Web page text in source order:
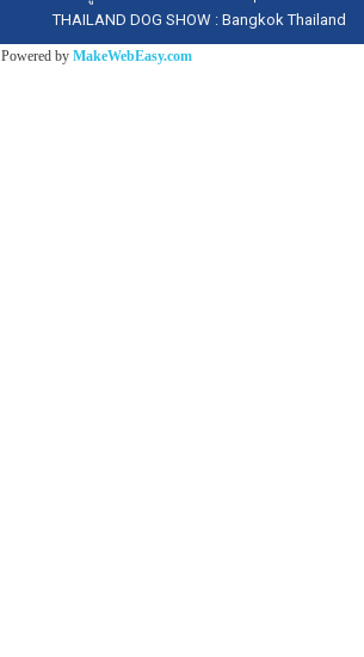
THAILAND DOG SHOW : Bangkok Thailand
Powered by MakeWebEasy.com